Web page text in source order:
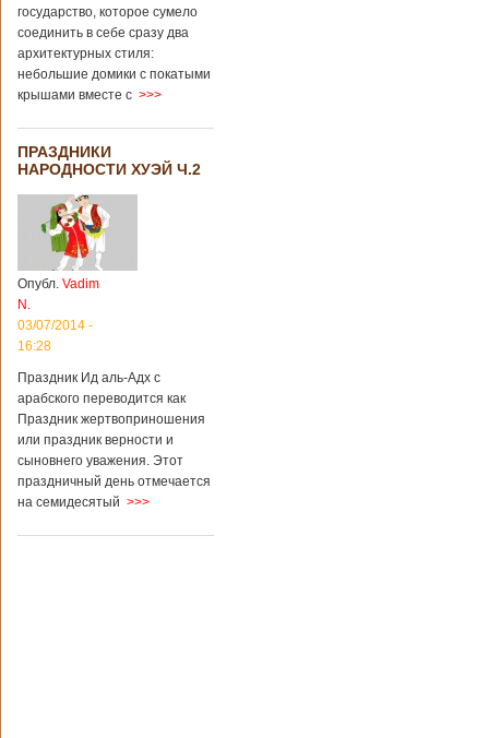
государство, которое сумело
соединить в себе сразу два
архитектурных стиля:
небольшие домики с покатыми
крышами вместе с >>>
ПРАЗДНИКИ
НАРОДНОСТИ ХУЭЙ Ч.2
Опубл. Vadim
N.
03/07/2014 -
16:28
Праздник Ид аль-Адх с
арабского переводится как
Праздник жертвоприношения
или праздник верности и
сыновнего уважения. Этот
праздничный день отмечается
на семидесятый >>>